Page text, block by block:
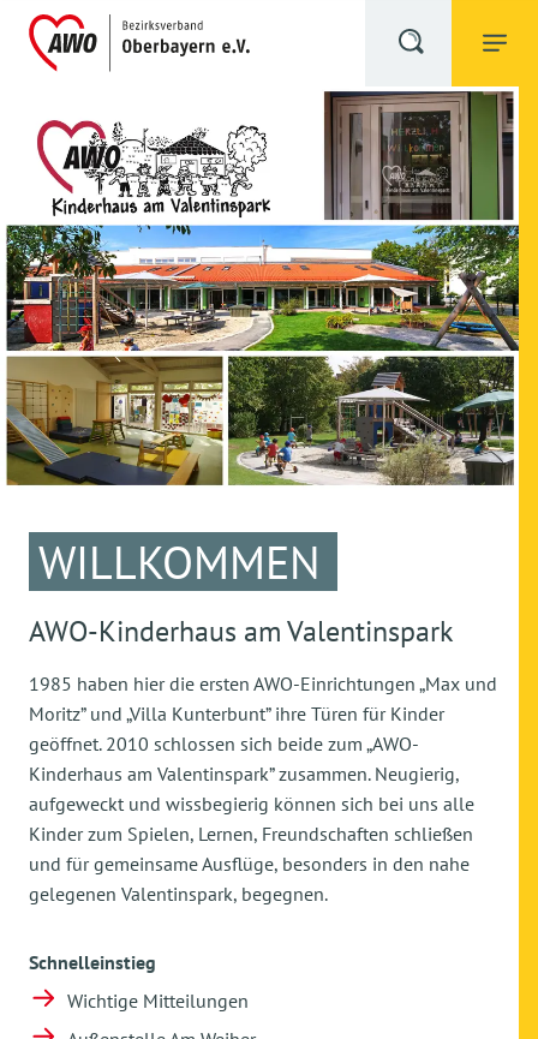
WILLKOMMEN
AWO-Kinderhaus am Valentinspark
1985 haben hier die ersten AWO-Einrichtungen „Max und
Moritz” und „Villa Kunterbunt” ihre Türen für Kinder
geöffnet. 2010 schlossen sich beide zum „AWO-
Kinderhaus am Valentinspark” zusammen. Neugierig,
aufgeweckt und wissbegierig können sich bei uns alle
Kinder zum Spielen, Lernen, Freundschaften schließen
und für gemeinsame Ausflüge, besonders in den nahe
gelegenen Valentinspark, begegnen.
Schnelleinstieg
Wichtige Mitteilungen